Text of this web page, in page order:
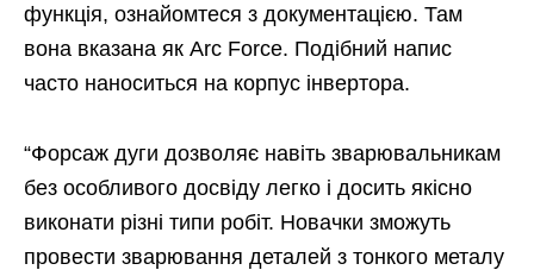
функція, ознайомтеся з документацією. Там
вона вказана як Arc Force. Подібний напис
часто наноситься на корпус інвертора.
“Форсаж дуги дозволяє навіть зварювальникам
без особливого досвіду легко і досить якісно
виконати різні типи робіт. Новачки зможуть
провести зварювання деталей з тонкого металу